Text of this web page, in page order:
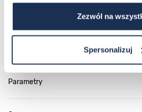
Zezwól na
Spersonalizuj
wymagających użytkowników.
sprawdzonej odporności, dużej
zaawansowanych funkcjach
jest gotowy do działania.
Parametry